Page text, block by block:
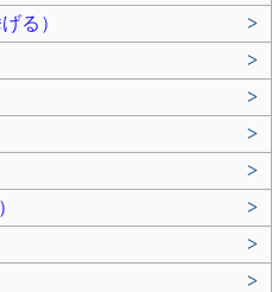
る）
>
>
>
>
>
>
>
>